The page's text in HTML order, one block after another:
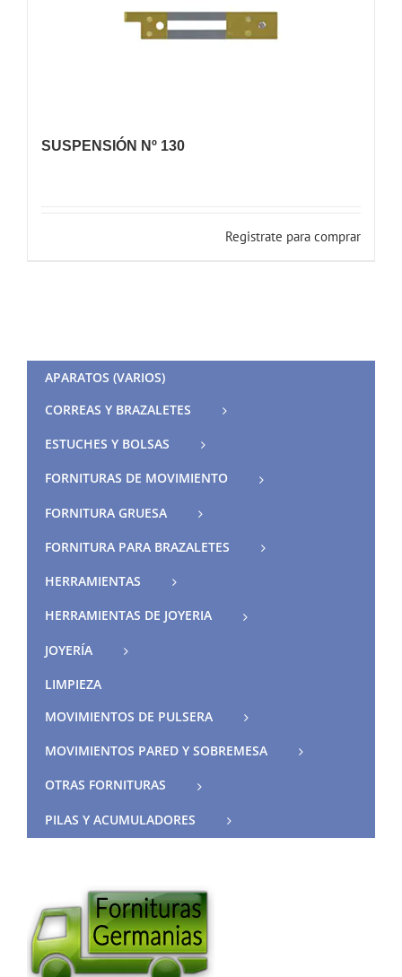
SUSPENSIÓN Nº 130
Registrate para comprar
APARATOS (VARIOS)
CORREAS Y BRAZALETES
ESTUCHES Y BOLSAS
FORNITURAS DE MOVIMIENTO
FORNITURA GRUESA
FORNITURA PARA BRAZALETES
HERRAMIENTAS
HERRAMIENTAS DE JOYERIA
JOYERÍA
LIMPIEZA
MOVIMIENTOS DE PULSERA
MOVIMIENTOS PARED Y SOBREMESA
OTRAS FORNITURAS
PILAS Y ACUMULADORES